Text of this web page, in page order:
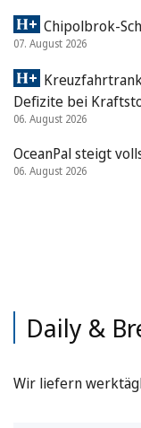
Chipolbrok-
07. August 2026
Defizite bei
06. August 2026
OceanPal steigt
06. August 2026
Daily &
Wir liefern